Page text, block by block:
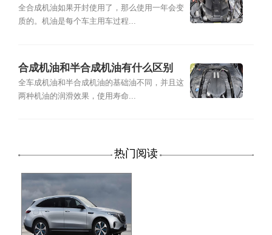
全合成机油如果开封使用了，那么使用一年会变
质的。机油是每个车主用车过程...
合成机油和半合成机油有什么区别
全车成机油和半合成机油的基础油不同，并且这
两种机油的润滑效果，使用寿命...
热门阅读